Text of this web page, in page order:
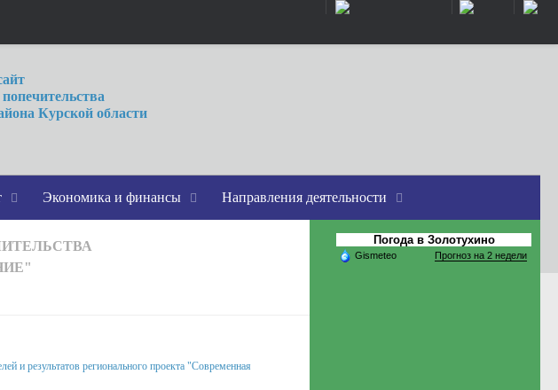
Курской области
Экономика и финансы Направления деятельности
и результатов регионального проекта "Современная
Погода в Золотухино
Gismeteo Прогноз на 2 недели